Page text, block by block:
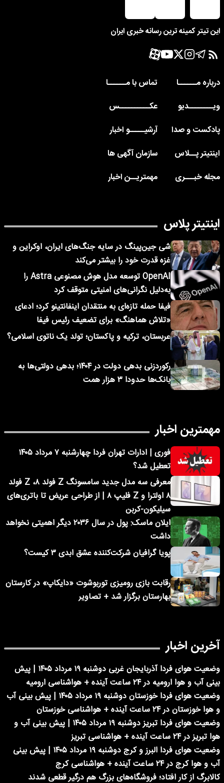
این تیتر کمینه ترین رسانه خبری ایران
درباره مــــــا
تماس با مــــــا
ویــــــــدیو
عکــــــــــس
پادکست و صدا
آرشیـــــو اخبار
اینتیتر پــلاس
سازمان آگهی ها
مجله خبـــری
مهمتریــن اخبار
اینتیتر پلاس
شی جین‌پینگ در سایه جنگ‌های ایران، اوکراین و
غزه قدرت خود را بیشتر می‌کند
OpenAI توسعه مدل هوش مصنوعی Astra را
به‌دلیل نگرانی‌های امنیتی متوقف کرد
فیفا حمله تازه‌ای به منتقدان اینفانتینو کرد؛ ادعای
«تلاش هماهنگ» برای تضعیف رئیس فیفا
عربستان، ترکیه و پاکستان؛ تولد یک ناتوی اسلامی؟
رکوردزنی بدهی دولت در ۱۴۰۴؛ بدهی دولتی‌ها به
بانک‌ها حدودا ۳ هزار همت
مهمترین اخبار
فوری | ادارات تهران فردا چهارشنبه ۷ مرداد ۱۴۰۵
تعطیل شد؟
معرفی سه مدل جدید سامسونگ Z فولد ۸، Z فولد
۸ اولترا و Z فلیپ ۸ | از طراحی عریض تا باتری‌های
سیلیکون-کربن
ایلان ماسک: پول در سال ۲۰۳۶ دیگر اهمیتی نخواهد
داشت
پویا گرافیان شرکت‌کننده عشق ابدی ۳ کیست؟
رقابت بازی رومیزی توربوشوت «دایکاپ» در کارستان
بهارستان برگزار شد + تصاویر
آخرین اخبار
وضعیت هوای فردا آذربایجان غربی دوشنبه ۱۹ مرداد ۱۴۰۵ | پیش
بینی آب و هوا ارومیه در ۲۴ ساعت آینده + هواشناسی ارومیه
وضعیت هوای فردا خوزستان دوشنبه ۱۹ مرداد ۱۴۰۵ | پیش بینی آب
و هوا خوزستان در ۲۴ ساعت آینده + هواشناسی خوزستان
وضعیت هوای فردا تبریز دوشنبه ۱۹ مرداد ۱۴۰۵ | پیش بینی آب و
هوا تبریز در ۲۴ ساعت آینده + هواشناسی تبریز
وضعیت هوای فردا البرز و کرج دوشنبه ۱۹ مرداد ۱۴۰۵ | پیش بینی
آب و هوا کرج در ۲۴ ساعت آینده + هواشناسی کرج
کالابرگ از کار افتاد؛ فروشگاه‌های بزرگ هم درگیر قطعی شدند